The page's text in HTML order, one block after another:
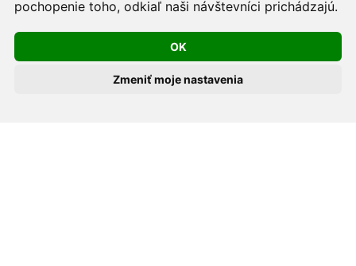
pochopenie toho, odkiaľ naši návštevníci prichádzajú.
OK
Zmeniť moje nastavenia
stránky tohto webu a jeho umiestnením na iný web
porušíte práva MUDr. Romana Sokola, PhD., MPH, ako
aj práva ďalších osôb zúčastnených na tvorbe obsahu
pre tento web.